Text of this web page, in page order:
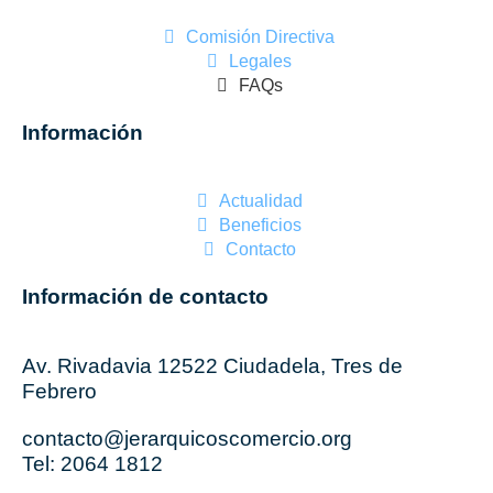
Comisión Directiva
Legales
FAQs
Información
Actualidad
Beneficios
Contacto
Información de contacto
Av. Rivadavia 12522 Ciudadela, Tres de
Febrero
contacto@jerarquicoscomercio.org
Tel: 2064 1812